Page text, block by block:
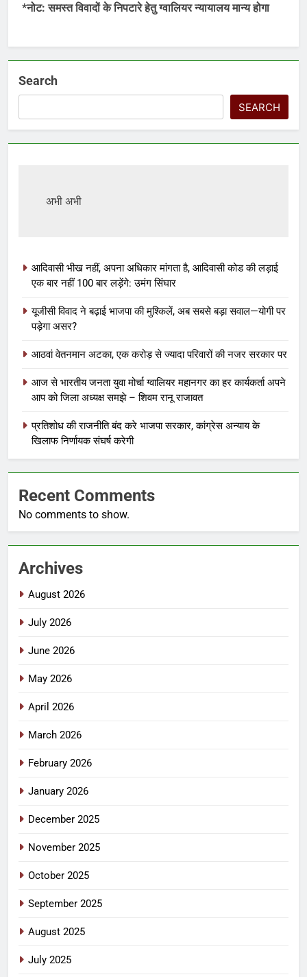
*नोट: समस्त विवादों के निपटारे हेतु ग्वालियर न्यायालय मान्य होगा
Search
SEARCH
अभी अभी
आदिवासी भीख नहीं, अपना अधिकार मांगता है, आदिवासी कोड की लड़ाई
एक बार नहीं 100 बार लड़ेंगे: उमंग सिंघार
यूजीसी विवाद ने बढ़ाई भाजपा की मुश्किलें, अब सबसे बड़ा सवाल—योगी पर
पड़ेगा असर?
आठवां वेतनमान अटका, एक करोड़ से ज्यादा परिवारों की नजर सरकार पर
आज से भारतीय जनता युवा मोर्चा ग्वालियर महानगर का हर कार्यकर्ता अपने
आप को जिला अध्यक्ष समझे – शिवम रानू राजावत
प्रतिशोध की राजनीति बंद करे भाजपा सरकार, कांग्रेस अन्याय के
खिलाफ निर्णायक संघर्ष करेगी
Recent Comments
No comments to show.
Archives
August 2026
July 2026
June 2026
May 2026
April 2026
March 2026
February 2026
January 2026
December 2025
November 2025
October 2025
September 2025
August 2025
July 2025